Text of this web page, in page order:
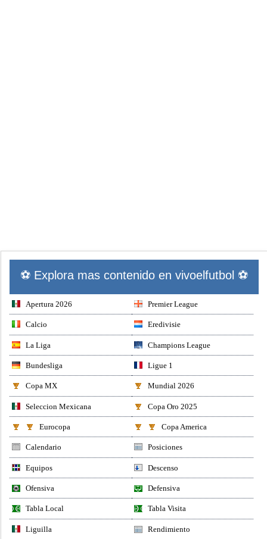
⚽ Explora mas contenido en vivoelfutbol ⚽
Apertura 2026 Premier League
Calcio Eredivisie
La Liga Champions League
Bundesliga Ligue 1
Copa MX Mundial 2026
Seleccion Mexicana Copa Oro 2025
Eurocopa Copa America
Calendario Posiciones
Equipos Descenso
Ofensiva Defensiva
Tabla Local Tabla Visita
Liguilla Rendimiento